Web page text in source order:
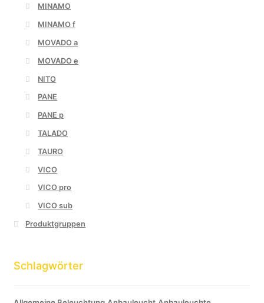
MINAMO
MINAMO f
MOVADO a
MOVADO e
NITO
PANE
PANE p
TALADO
TAURO
VICO
VICO pro
VICO sub
Produktgruppen
Schlagwörter